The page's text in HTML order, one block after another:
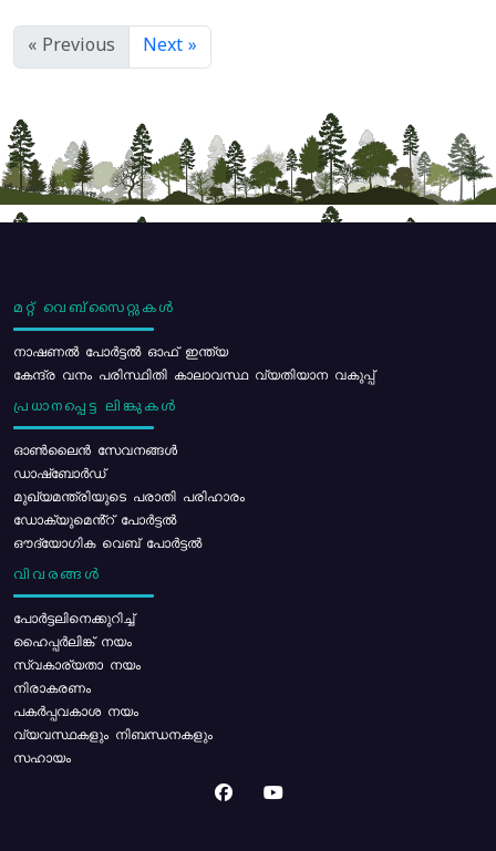
« Previous Next »
മറ്റ് വെബ്സൈറ്റുകൾ
നാഷണൽ പോർട്ടൽ ഓഫ് ഇന്ത്യ
കേന്ദ്ര വനം പരിസ്ഥിതി കാലാവസ്ഥ വ്യതിയാന വകുപ്പ്
പ്രധാനപ്പെട്ട ലിങ്കുകൾ
ഓൺലൈൻ സേവനങ്ങൾ
ഡാഷ്ബോർഡ്
മുഖ്യമന്ത്രിയുടെ പരാതി പരിഹാരം
ഡോക്യുമെൻ്റ് പോർട്ടൽ
ഔദ്യോഗിക വെബ് പോർട്ടൽ
വിവരങ്ങൾ
പോര്‍ട്ടലിനെക്കുറിച്ച്
ഹൈപ്പർലിങ്ക് നയം
സ്വകാര്യതാ നയം
നിരാകരണം
പകർപ്പവകാശ നയം
വ്യവസ്ഥകളും നിബന്ധനകളും
സഹായം